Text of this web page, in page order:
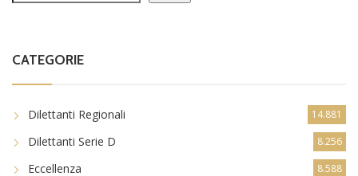
CATEGORIE
Dilettanti Regionali 14.881
Dilettanti Serie D 8.256
Eccellenza 8.588